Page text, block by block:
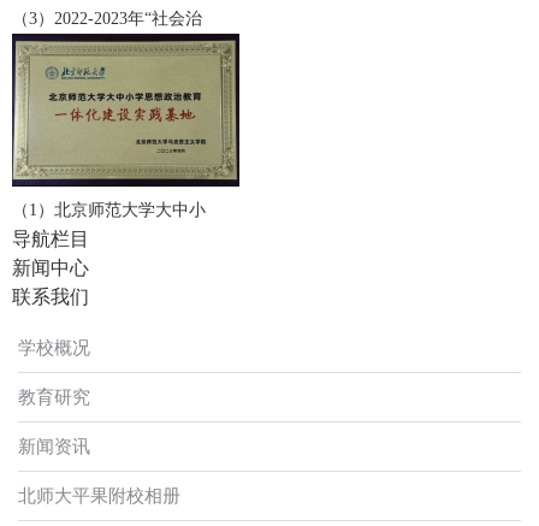
（3）2022-2023年“社会治
（1）北京师范大学大中小
导航栏目
新闻中心
联系我们
学校概况
教育研究
新闻资讯
北师大平果附校相册